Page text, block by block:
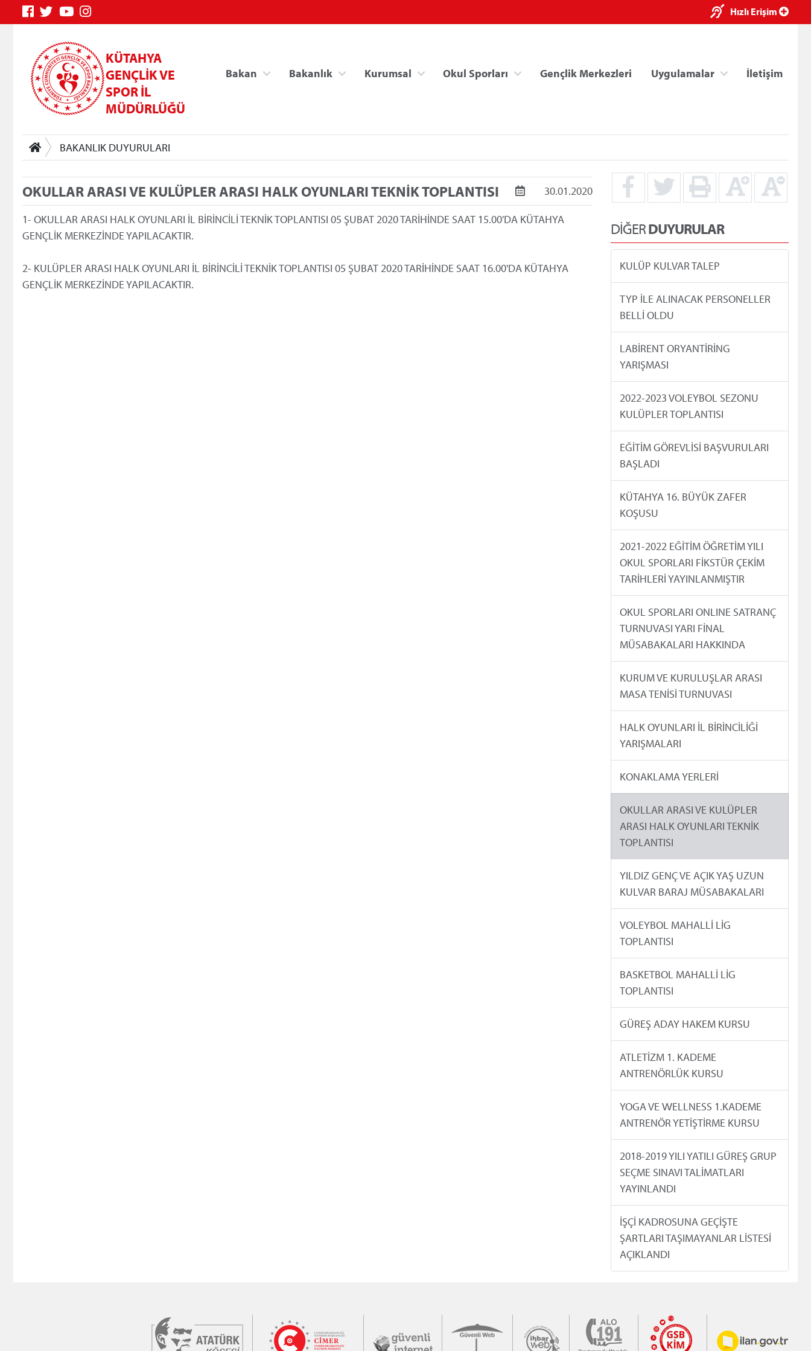
Hızlı Erişim
KÜTAHYA
GENÇLİK VE
SPOR İL
MÜDÜRLÜĞÜ
Bakan Bakanlık Kurumsal Okul Sporları Gençlik Merkezleri Uygulamalar İletişim
BAKANLIK DUYURULARI
OKULLAR ARASI VE KULÜPLER ARASI HALK OYUNLARI TEKNİK TOPLANTISI 30.01.2020
1- OKULLAR ARASI HALK OYUNLARI İL BİRİNCİLİ TEKNİK TOPLANTISI 05 ŞUBAT 2020 TARİHİNDE SAAT 15.00'DA KÜTAHYA
GENÇLİK MERKEZİNDE YAPILACAKTIR.
2- KULÜPLER ARASI HALK OYUNLARI İL BİRİNCİLİ TEKNİK TOPLANTISI 05 ŞUBAT 2020 TARİHİNDE SAAT 16.00'DA KÜTAHYA
GENÇLİK MERKEZİNDE YAPILACAKTIR.
DİĞERDUYURULAR
KULÜP KULVAR TALEP
TYP İLE ALINACAK PERSONELLER
BELLİ OLDU
LABİRENT ORYANTİRİNG
YARIŞMASI
2022-2023 VOLEYBOL SEZONU
KULÜPLER TOPLANTISI
EĞİTİM GÖREVLİSİ BAŞVURULARI
BAŞLADI
KÜTAHYA 16. BÜYÜK ZAFER
KOŞUSU
2021-2022 EĞİTİM ÖĞRETİM YILI
OKUL SPORLARI FİKSTÜR ÇEKİM
TARİHLERİ YAYINLANMIŞTIR
OKUL SPORLARI ONLINE SATRANÇ
TURNUVASI YARI FİNAL
MÜSABAKALARI HAKKINDA
KURUM VE KURULUŞLAR ARASI
MASA TENİSİ TURNUVASI
HALK OYUNLARI İL BİRİNCİLİĞİ
YARIŞMALARI
KONAKLAMA YERLERİ
OKULLAR ARASI VE KULÜPLER
ARASI HALK OYUNLARI TEKNİK
TOPLANTISI
YILDIZ GENÇ VE AÇIK YAŞ UZUN
KULVAR BARAJ MÜSABAKALARI
VOLEYBOL MAHALLİ LİG
TOPLANTISI
BASKETBOL MAHALLİ LİG
TOPLANTISI
GÜREŞ ADAY HAKEM KURSU
ATLETİZM 1. KADEME
ANTRENÖRLÜK KURSU
YOGA VE WELLNESS 1.KADEME
ANTRENÖR YETİŞTİRME KURSU
2018-2019 YILI YATILI GÜREŞ GRUP
SEÇME SINAVI TALİMATLARI
YAYINLANDI
İŞÇİ KADROSUNA GEÇİŞTE
ŞARTLARI TAŞIMAYANLAR LİSTESİ
AÇIKLANDI
×
Genç Bilgi Sistemi Spor Bilgi Sistemi Kredi/Yurt İşlemleri